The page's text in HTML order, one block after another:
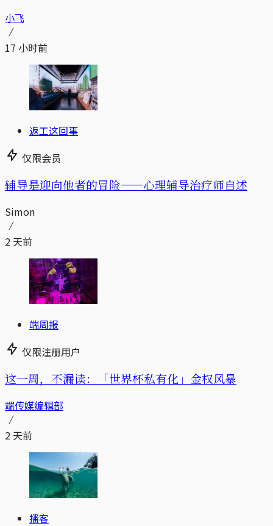
小飞
17 小时前
返工这回事
仅限会员
辅导是迎向他者的冒险——心理辅导治疗师自述
Simon
2 天前
端周报
仅限注册用户
这一周，不漏读：「世界杯私有化」金权风暴
端传媒编辑部
2 天前
播客